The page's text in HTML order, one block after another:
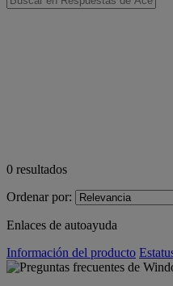
0 resultados
Ordenar por:
Enlaces de autoayuda
Información del producto